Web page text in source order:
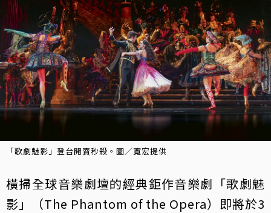
「歌劇魅影」登台開賣秒殺。圖／寬宏提供
橫掃全球音樂劇壇的經典鉅作音樂劇「歌劇魅
影」（The Phantom of the Opera）即將於3